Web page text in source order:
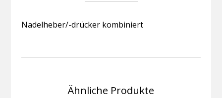
Nadelheber/-drücker kombiniert
Ähnliche Produkte